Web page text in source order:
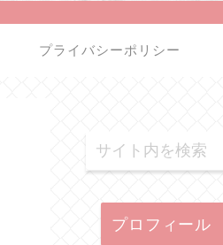
プライバシーポリシー
プロフィール